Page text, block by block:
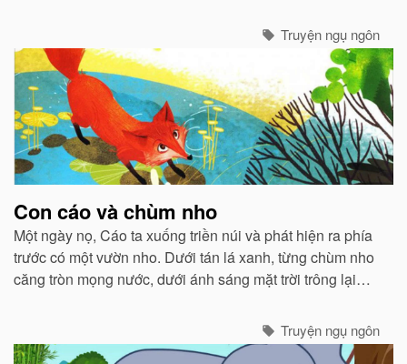
Truyện ngụ ngôn
Con cáo và chùm nho
Một ngày nọ, Cáo ta xuống triền núi và phát hiện ra phía
trước có một vườn nho. Dưới tán lá xanh, từng chùm nho
căng tròn mọng nước, dưới ánh sáng mặt trời trông lại
Truyện ngụ ngôn